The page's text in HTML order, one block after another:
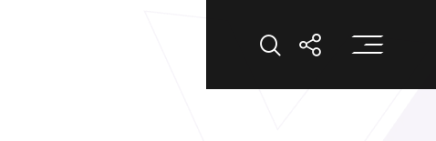
打开搜索打开分享打